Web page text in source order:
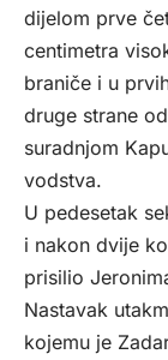
dijelom prve
centimetra
braniče i u
druge strane
suradnjom
vodstva.
U pedesetak
i nakon dvije
prisilio
Nastavak
kojemu je